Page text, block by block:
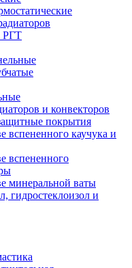
РГТ
и конвекторов
покрытия
вспененного каучука и
вспененного
минеральной ваты
гидростеклоизол и